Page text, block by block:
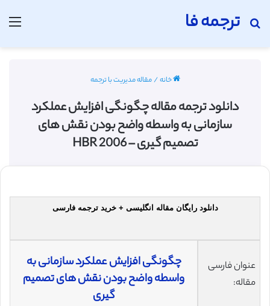
ترجمه فا
جستجو برای
خانه/مقاله مدیریت با ترجمه
دانلود ترجمه مقاله چگونگی افزایش عملکرد
سازمانی به واسطه واضح بودن نقش های
تصمیم گیری – HBR 2006
دانلود رایگان مقاله انگلیسی + خرید ترجمه فارسی
عنوان فارسی
مقاله:
چگونگی افزایش عملکرد سازمانی به
واسطه واضح بودن نقش های تصمیم
گیری